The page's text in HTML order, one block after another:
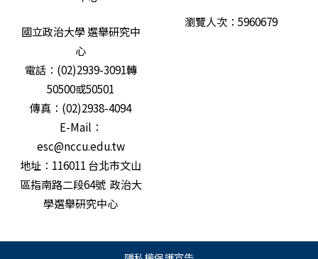
國立政治大學 選舉研究中
心
電話：(02)2939-3091轉
50500或50501
傳真：(02)2938-4094
E-Mail：
esc@nccu.edu.tw
地址：116011 台北市文山
區指南路二段64號 政治大
學選舉研究中心
瀏覽人次：5960679